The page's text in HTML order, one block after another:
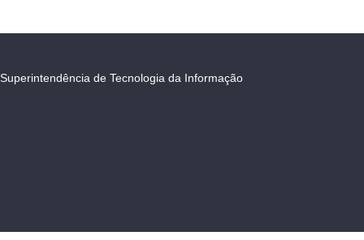
Superintendência de Tecnologia da Informação